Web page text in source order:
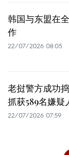
韩国与东盟在
作
22/07/2026 08:05
老挝警方成功
抓获589名嫌疑
22/07/2026 07:59